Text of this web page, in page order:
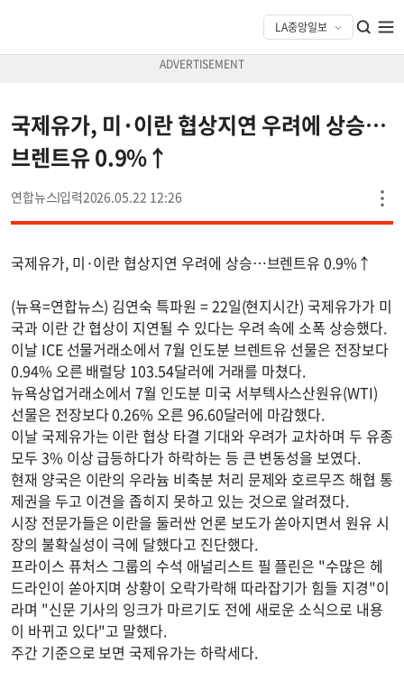
국제유가, 미·이란 협상지연 우려에 상승…
브렌트유 0.9%↑
연합뉴스 2026.05.22 12:26
국제유가, 미·이란 협상지연 우려에 상승…브렌트유 0.9%↑
(뉴욕=연합뉴스) 김연숙 특파원 = 22일(현지시간) 국제유가가 미
국과 이란 간 협상이 지연될 수 있다는 우려 속에 소폭 상승했다.
이날 ICE 선물거래소에서 7월 인도분 브렌트유 선물은 전장보다
0.94% 오른 배럴당 103.54달러에 거래를 마쳤다.
뉴욕상업거래소에서 7월 인도분 미국 서부텍사스산원유(WTI)
선물은 전장보다 0.26% 오른 96.60달러에 마감했다.
이날 국제유가는 이란 협상 타결 기대와 우려가 교차하며 두 유종
모두 3% 이상 급등하다가 하락하는 등 큰 변동성을 보였다.
현재 양국은 이란의 우라늄 비축분 처리 문제와 호르무즈 해협 통
제권을 두고 이견을 좁히지 못하고 있는 것으로 알려졌다.
시장 전문가들은 이란을 둘러싼 언론 보도가 쏟아지면서 원유 시
장의 불확실성이 극에 달했다고 진단했다.
프라이스 퓨처스 그룹의 수석 애널리스트 필 플린은 "수많은 헤
드라인이 쏟아지며 상황이 오락가락해 따라잡기가 힘들 지경"이
라며 "신문 기사의 잉크가 마르기도 전에 새로운 소식으로 내용
이 바뀌고 있다"고 말했다.
주간 기준으로 보면 국제유가는 하락세다.